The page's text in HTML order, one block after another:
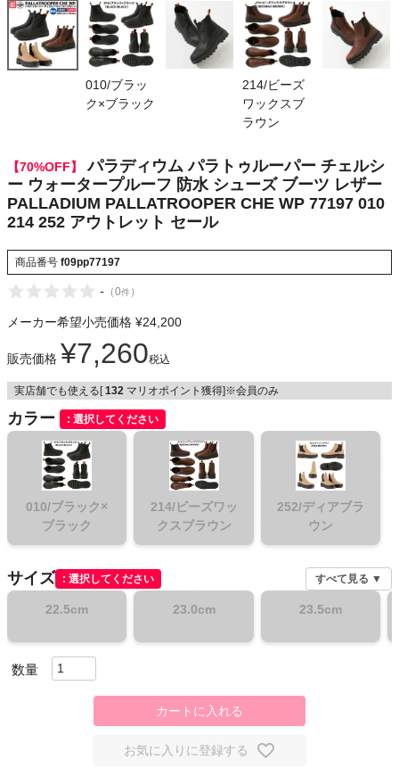
シー ウォータ
ープルーフ
防水 シュー
ズ ブーツ レ
ザー PALLA
TROOPER C
ット セール
(税込)
NIKE
CHUMS
HOKA
メンズカジュアルウェア
レディースカジュアルウェア
メンズスポーツウェア
レディーススポーツウェア
スポーツシューズ
010/ブラッ
ク×ブラック
214/ビーズ
ワックスブ
ラウン
【70%OFF】
パラディウム パラトゥルーパー チェルシ
ー ウォータープルーフ 防水 シューズ ブーツ レザー
PALLADIUM PALLATROOPER CHE WP 77197 010
214 252 アウトレット セール
商品番号 f09pp77197
- （0件）
メーカー希望小売価格 ¥24,200
販売価格 ¥7,260税込
実店舗でも使える[ 132 マリオポイント獲得]※会員のみ
カラー 選択してください
010/ブラック×
ブラック
214/ビーズワッ
クスブラウン
252/ディアブラ
ウン
サイズ 選択してください すべて見る ▼
22.5cm 23.0cm 23.5cm
カートに入れる
お気に入りに登録する